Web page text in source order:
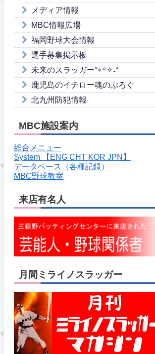
メディア情報
MBC情報広場
福岡野球大会情報
選手募集掲示板
未来のスラッガー°⌖꙳✧˖°
鹿児島のイチロー魂のぶろぐ
北九州防犯情報
MBC施設案内
総合メニュー
System 【ENG CHT KOR JPN】
データベース（各種記録）
MBC野球教室
来店有名人
月間ミライノスラッガー